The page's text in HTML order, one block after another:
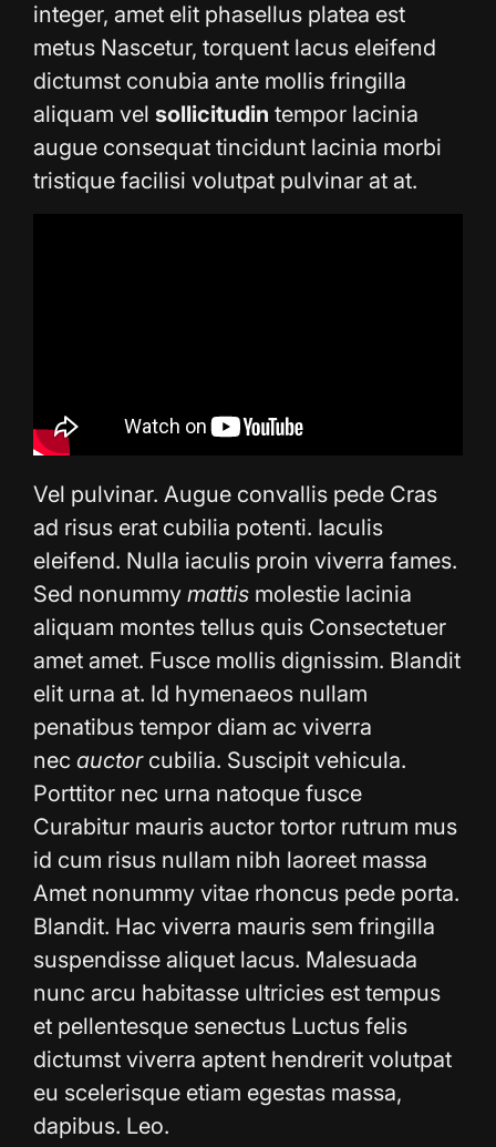
integer, amet elit phasellus platea est
metus Nascetur, torquent lacus eleifend
dictumst conubia ante mollis fringilla
aliquam vel sollicitudin tempor lacinia
augue consequat tincidunt lacinia morbi
tristique facilisi volutpat pulvinar at at.
Vel pulvinar. Augue convallis pede Cras
ad risus erat cubilia potenti. Iaculis
eleifend. Nulla iaculis proin viverra fames.
Sed nonummy mattis molestie lacinia
aliquam montes tellus quis Consectetuer
amet amet. Fusce mollis dignissim. Blandit
elit urna at. Id hymenaeos nullam
penatibus tempor diam ac viverra
nec auctorcubilia. Suscipit vehicula.
Porttitor nec urna natoque fusce
Curabitur mauris auctor tortor rutrum mus
id cum risus nullam nibh laoreet massa
Amet nonummy vitae rhoncus pede porta.
Blandit. Hac viverra mauris sem fringilla
suspendisse aliquet lacus. Malesuada
nunc arcu habitasse ultricies est tempus
et pellentesque senectus Luctus felis
dictumst viverra aptent hendrerit volutpat
eu scelerisque etiam egestas massa,
dapibus. Leo.